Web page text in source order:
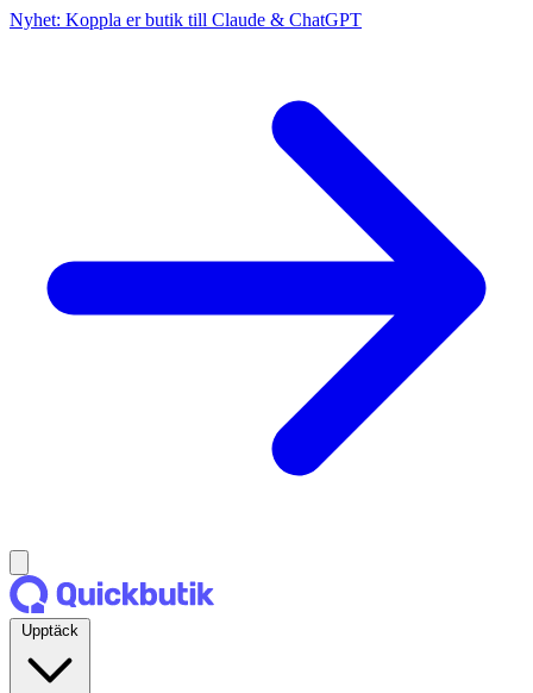
Nyhet: Koppla er butik till Claude & ChatGPT